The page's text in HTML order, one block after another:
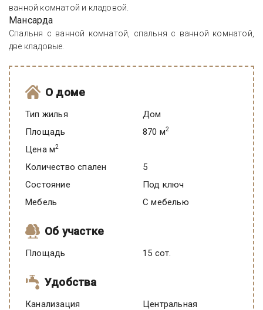
ванной комнатой и кладовой.
Мансарда
Спальня с ванной комнатой, спальня с ванной комнатой,
две кладовые.
О доме
Тип жилья
Дом
Площадь
870 м2
Цена м2
Количество спален
5
Состояние
под ключ
Мебель
C мебелью
Об участке
Площадь 15 сот.
Удобства
Канализация
Центральная